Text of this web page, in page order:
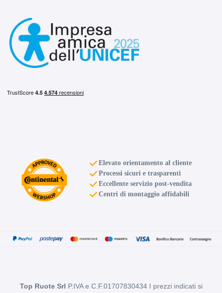
D B 70
Elevato orientamento al cliente
Processi sicuri e trasparenti
Eccellente servizio post-vendita
Centri di montaggio affidabili
Top Ruote Srl P.IVA e C.F.01707830434 I prezzi indicati si